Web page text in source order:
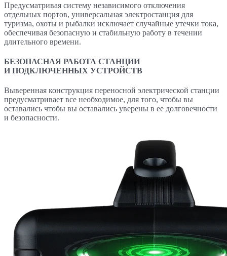
Предусматривая систему независимого отключения
отдельных портов, универсальная электростанция для
туризма, охоты и рыбалки исключает случайные утечки тока,
обеспечивая безопасную и стабильную работу в течении
длительного времени.
БЕЗОПАСНАЯ РАБОТА СТАНЦИИ
И ПОДКЛЮЧЕННЫХ УСТРОЙСТВ
Выверенная конструкция переносной электрической станции
предусматривает все необходимое, для того, чтобы вы
оставались чтобы вы оставались уверены в ее долговечности
и безопасности.